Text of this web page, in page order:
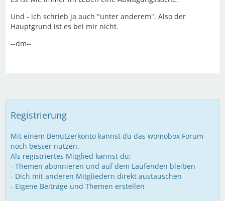
Und - ich schrieb ja auch "unter anderem". Also der
Hauptgrund ist es bei mir nicht.
--dm--
Registrierung
Mit einem Benutzerkonto kannst du das womobox Forum
noch besser nutzen.
Als registriertes Mitglied kannst du:
- Themen abonnieren und auf dem Laufenden bleiben
- Dich mit anderen Mitgliedern direkt austauschen
- Eigene Beiträge und Themen erstellen